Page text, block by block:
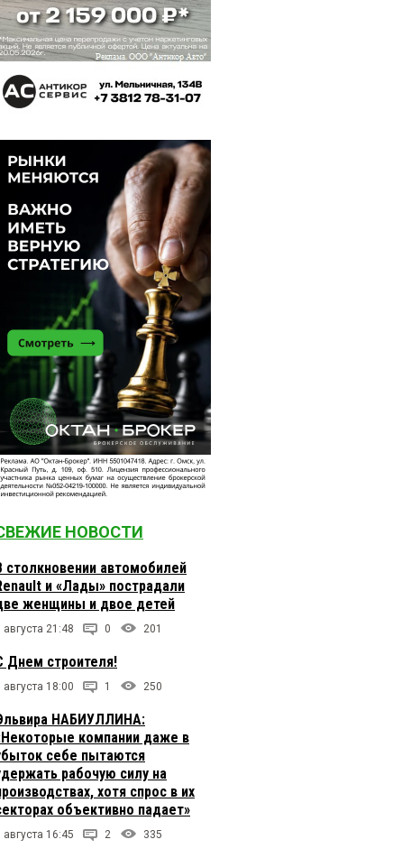
НОВОСТИ
столкновении автомобилей
и «Лады» пострадали
женщины и двое детей
августа 21:48 0 201
Днем строителя!
августа 18:00 1 250
НАБИУЛЛИНА:
компании даже в
себе пытаются
рабочую силу на
хотя спрос в их
объективно падает»
августа 16:45 2 335